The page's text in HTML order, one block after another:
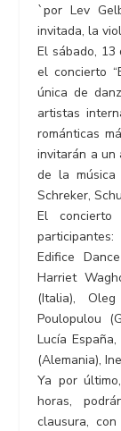
`por Lev
invitada, la
El sábado,
el concierto
única de
artistas
románticas
invitarán a un
de la música
Schreker,
El
participantes:
Edifice
Harriet
(Italia),
Poulopulou
Lucía
(Alemania),
Ya por
horas,
clausura,